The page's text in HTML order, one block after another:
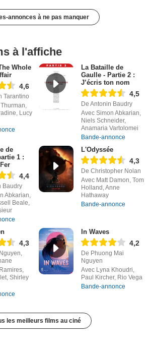
annonces à ne pas manquer
à l'affiche
Whole
4,6
Tarantino
Lucy
La Bataille de
Gaulle - Partie 2 :
J’écris ton nom
4,5
De Antonin Baudry
Avec Simon Abkarian,
Niels Schneider,
Anamaria Vartolomei
Bande-annonce
de
1 :
4,4
Baudry
Abkarian,
Beale,
L'Odyssée
4,3
De Christopher Nolan
Avec Matt Damon, Tom
Holland, Anne
Hathaway
Bande-annonce
4,3
Shirley
In Waves
4,2
De Phuong Mai
Nguyen
Avec Lyna Khoudri,
Paul Kircher, Rio Vega
Bande-annonce
les meilleurs films au ciné